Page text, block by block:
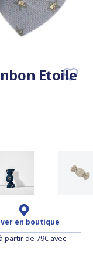
Etoile
en boutique
partir de 79€ avec